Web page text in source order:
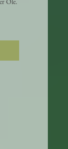
Öle.